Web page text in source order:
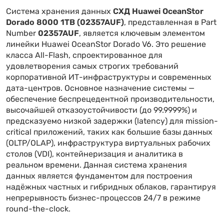
Система хранения данных СХД Huawei OceanStor
Dorado 8000 1TB (02357AUF), представленная в Part
Number02357AUF, является ключевым элементом
линейки Huawei OceanStor Dorado V6. Это решение
класса All-Flash, спроектированное для
удовлетворения самых строгих требований
корпоративной ИТ-инфраструктуры и современных
дата-центров. Основное назначение системы —
обеспечение беспрецедентной производительности,
высочайшей отказоустойчивости (до 99.9999%) и
предсказуемо низкой задержки (latency) для mission-
critical приложений, таких как большие базы данных
(OLTP/OLAP), инфраструктура виртуальных рабочих
столов (VDI), контейнеризация и аналитика в
реальном времени. Данная система хранения
данных является фундаментом для построения
надёжных частных и гибридных облаков, гарантируя
непрерывность бизнес-процессов 24/7 в режиме
round-the-clock.